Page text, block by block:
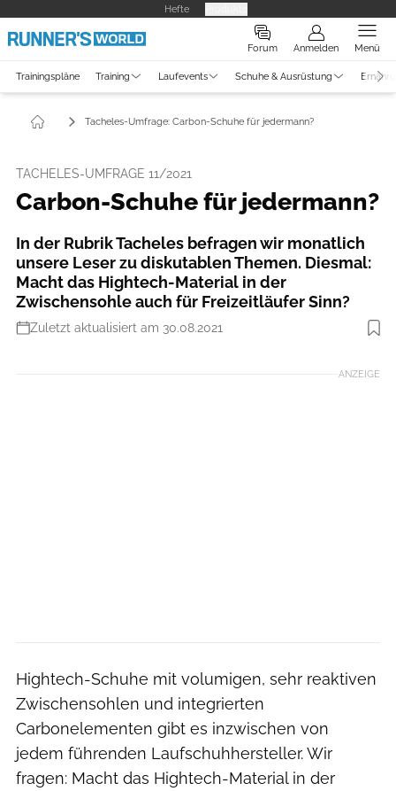
Hefte
Forum Anmelden Menü
Trainingspläne Training Laufevents Schuhe & Ausrüstung
Tacheles-Umfrage: Carbon-Schuhe für jedermann?
TACHELES-UMFRAGE 11/2021
Carbon-Schuhe für jedermann?
In der Rubrik Tacheles befragen wir monatlich
unsere Leser zu diskutablen Themen. Diesmal:
Macht das Hightech-Material in der
Zwischensohle auch für Freizeitläufer Sinn?
Zuletzt aktualisiert am 30.08.2021
Foto: DPA
ANZEIGE
Hightech-Schuhe mit volumigen, sehr reaktiven
Zwischensohlen und integrierten
Carbonelementen gibt es inzwischen von
jedem führenden Laufschuhhersteller. Wir
fragen: Macht das Hightech-Material in der